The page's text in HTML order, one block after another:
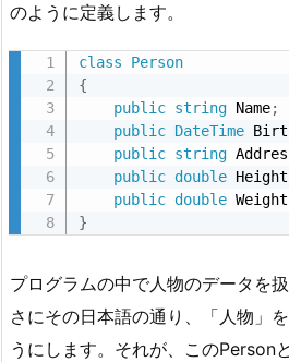
のように定義します。
class
Person
{
public string Name;
public DateTime
public string
public double Height
public double Weight
}
プログラムの中で人物のデータを
さにその日本語の通り、「人物」
うにします。それが、このPerson